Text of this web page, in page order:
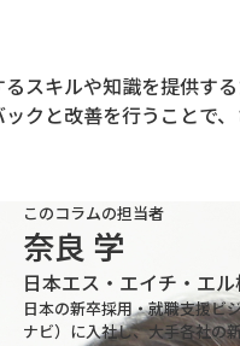
スキルや知識を提供す
クと改善を行うことで
このコラムの担当者
奈良 学
日本エス・エイチ・エ
日本の新卒採用・就職支援ビ
ナビ）に入社し、大手各社の